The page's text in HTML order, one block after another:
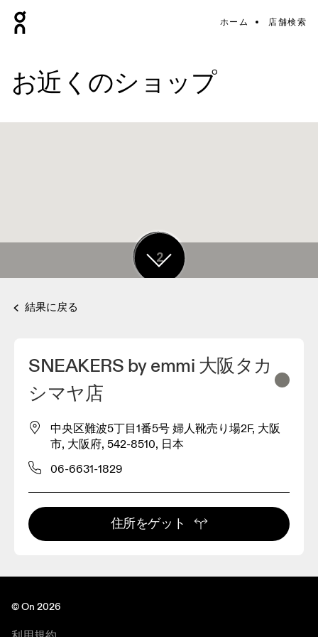
ホーム 店舗検索
お近くのショップ
12
2
3
結果に戻る
SNEAKERS by emmi 大阪タカ
シマヤ店
中央区難波5丁目1番5号 婦人靴売り場2F, 大阪
市, 大阪府, 542-8510, 日本
06-6631-1829
住所をゲット
© On 2026